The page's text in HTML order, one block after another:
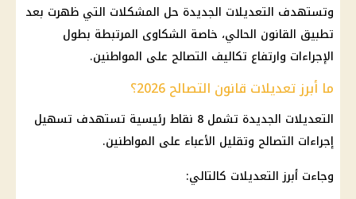
وتستهدف التعديلات الجديدة حل المشكلات التي ظهرت بعد
تطبيق القانون الحالي، خاصة الشكاوى المرتبطة بطول
الإجراءات وارتفاع تكاليف التصالح على المواطنين.
ما أبرز تعديلات قانون التصالح 2026؟
التعديلات الجديدة تشمل 8 نقاط رئيسية تستهدف تسهيل
إجراءات التصالح وتقليل الأعباء على المواطنين.
وجاءت أبرز التعديلات كالتالي: